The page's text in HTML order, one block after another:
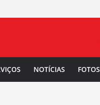
NOTÍCIAS FOTOS